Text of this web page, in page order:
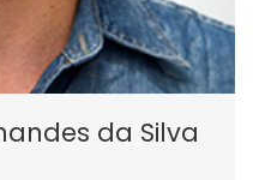
da Silva